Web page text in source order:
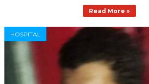
Read More »
HOSPITAL